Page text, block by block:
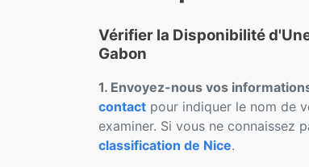
Vérifier la Disponibilité
Gabon
1. Envoyez-nous vos
contact pour indiquer le nom de
examiner. Si vous ne connaissez
classification de Nice.